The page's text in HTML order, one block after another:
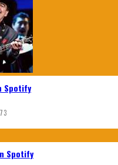
Spotify
Spotify